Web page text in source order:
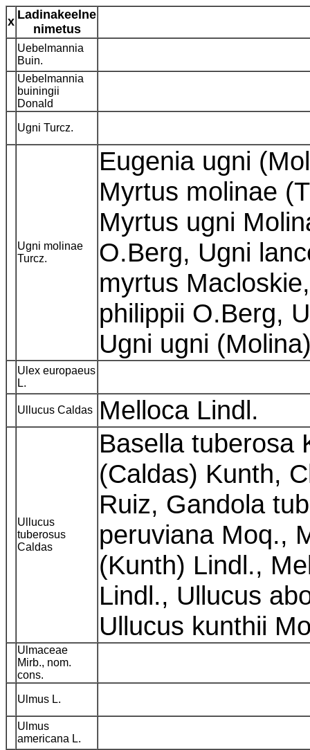
x Ladinakeelne
nimetus
Uebelmannia
Buin.
Uebelmannia
buiningii
Donald
Ugni Turcz.
Ugni molinae
Turcz.
Eugenia ugni
Myrtus molinae
Myrtus ugni
O.Berg, Ugni
myrtus
philippii O.Berg,
Ugni ugni
Ulex europaeus
L.
Ullucus Caldas Melloca Lindl.
Ullucus
tuberosus
Caldas
Basella tuberosa
(Caldas) Kunth,
Ruiz, Gandola
peruviana Moq.,
(Kunth) Lindl.,
Lindl., Ullucus
Ullucus kunthii
Ulmaceae
Mirb., nom.
cons.
Ulmus L.
Ulmus
americana L.